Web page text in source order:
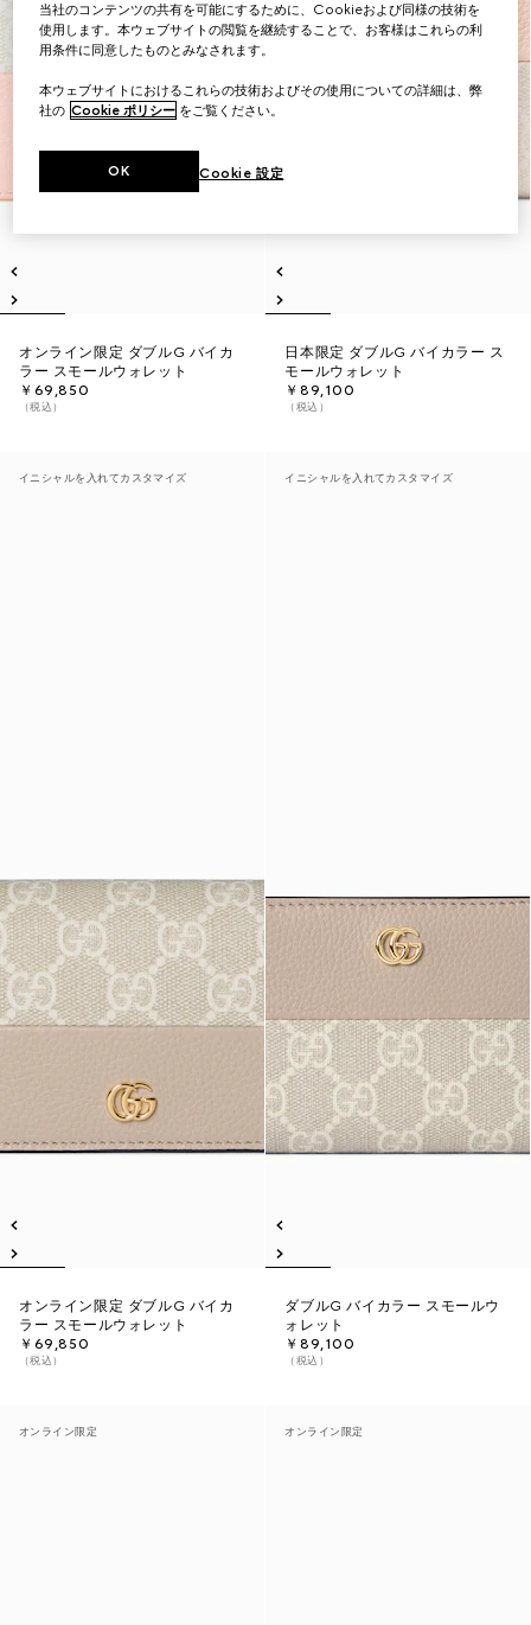
オンライン限定 ダブルG バイカ
ラー スモールウォレット
￥69,850
（税込）
日本限定 ダブルG バイカラー ス
モールウォレット
￥89,100
（税込）
イニシャルを入れてカスタマイズ
オンライン限定 ダブルG バイカ
ラー スモールウォレット
￥69,850
（税込）
イニシャルを入れてカスタマイズ
ダブルG バイカラー スモールウ
ォレット
￥89,100
（税込）
オンライン限定 オンライン限定
当社のコンテンツの共有を可能にするために、Cookieおよび同様の技術を
使用します。本ウェブサイトの閲覧を継続することで、お客様はこれらの利
用条件に同意したものとみなされます。
本ウェブサイトにおけるこれらの技術およびその使用についての詳細は、弊
社の Cookie ポリシー をご覧ください。
Cookie 設定
OK